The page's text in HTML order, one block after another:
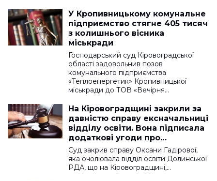
У Кропивницькому комунальне
підприємство стягне 405 тисяч
з колишнього вісника
міськради
Господарський суд Кіровоградської
області задовольнив позов
комунального підприємства
«Теплоенергетик» Кропивницької
міськради до ТОВ «Вечірня…
На Кіровоградщині закрили за
давністю справу ексначальниці
відділу освіти. Вона підписала
додаткові угоди про
подорожчання газу
Суд закрив справу Оксани Гадірової,
яка очолювала відділ освіти Долинської
РДА, що на Кіровоградщині,…